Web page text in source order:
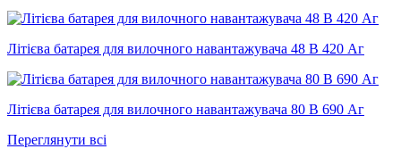
Літієва батарея для вилочного навантажувача 48 В 420 Аг
Літієва батарея для вилочного навантажувача 80 В 690 Аг
Переглянути всі